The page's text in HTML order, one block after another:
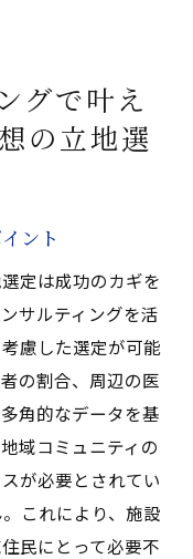
門知識を活用す
業初期戦略に
視点
重要性
金計画
業プロセス
可能にする迅速
した介護施設の
グで叶え
の立地選
ント
定は成功のカギを
サルティングを活
慮した選定が可能
の割合、周辺の医
角的なデータを基
域コミュニティの
が必要とされてい
これにより、施設
民にとって必要不